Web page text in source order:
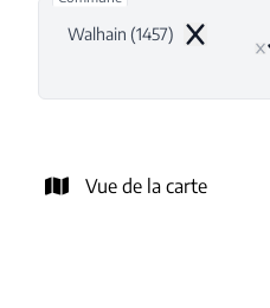
Walhain (1457)
Remove
Vue de la carte